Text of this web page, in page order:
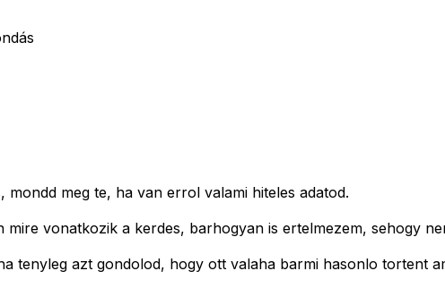
meg te, ha van errol valami hiteles adatod.
vonatkozik a kerdes, barhogyan is ertelmezem, sehogy
tenyleg azt gondolod, hogy ott valaha barmi hasonlo tortent